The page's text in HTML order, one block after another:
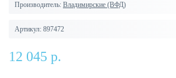
Производитель: Владимирские (ВФД)
Артикул: 897472
12 045 р.